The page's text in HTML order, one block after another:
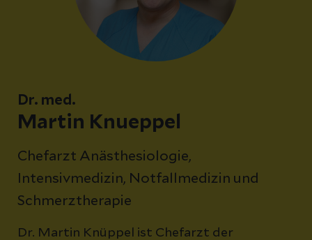
Dr. med.
Martin Knueppel
Chefarzt Anästhesiologie,
Intensivmedizin, Notfallmedizin und
Schmerztherapie
Dr. Martin Knüppel ist Chefarzt der